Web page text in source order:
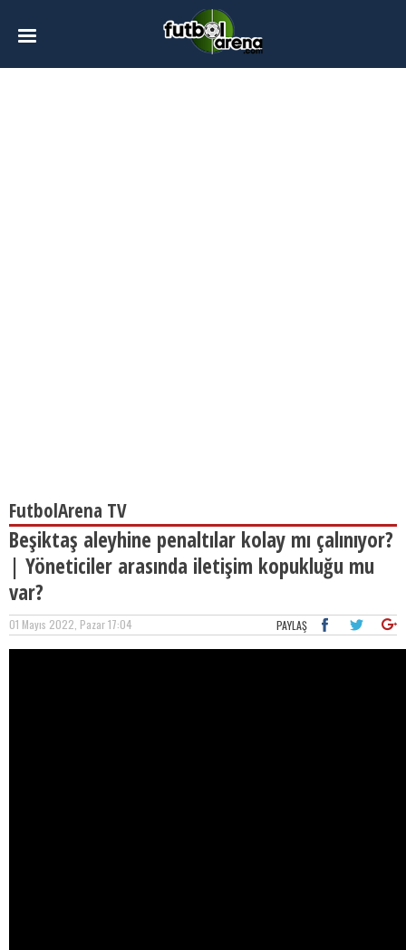
FutbolArena TV
Beşiktaş aleyhine penaltılar kolay mı çalınıyor?
| Yöneticiler arasında iletişim kopukluğu mu
var?
01 Mayıs 2022, Pazar 17:04 PAYLAŞ